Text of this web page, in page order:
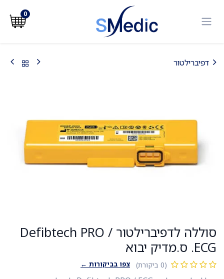
0
דפיברילטור
סוללה לדפיברילטור Defibtech PRO /
ECG. ס.מדיק יבוא
(0 ביקורת) צפו בביקורות ←